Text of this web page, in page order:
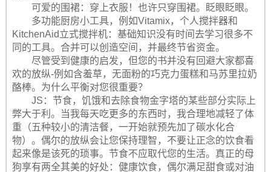
可爱的围裙：穿上衣服！也许只穿围裙。眨眼眨眼。
多功能厨房小工具，例如Vitamix，个人搅拌器和
KitchenAid立式搅拌机：基础知识没有时间去学习很多不
同的工具。合并可以创造空间，并最终节省资金。
尽管受到健康的启发，但您的书并没有回避大家都喜
欢的放纵-例如含羞草，无面粉的巧克力蛋糕和马苏里拉奶
酪棒。为什么平衡对您很重要？
JS：节食，饥饿和去除食物金字塔的某些部分实际上
弊大于利。当我每天吃更多的东西时，我合理地减轻了体
重（五种较小的清洁餐，一开始就预先加了碳水化合
物）。偶尔的放纵会让您保持理智，不要让正念的饮食看
起来像是该死的琐事。节食不应取代您的生活。真正的母
狗享有两全其美的好处：健康饮食，偶尔满足甜食或对油